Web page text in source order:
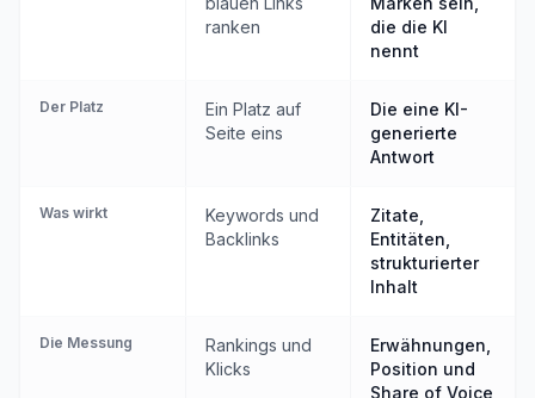
ranken
die die KI
nennt
Der Platz
Ein Platz auf
Seite eins
Die eine KI-
generierte
Antwort
Was wirkt
Keywords und
Backlinks
Zitate,
Entitäten,
strukturierter
Inhalt
Die Messung
Rankings und
Klicks
Erwähnungen,
Position und
Share of Voice